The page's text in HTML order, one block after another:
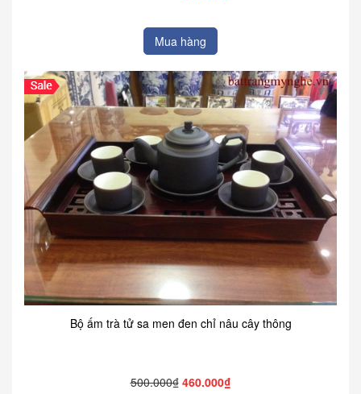
Mua hàng
Bộ ấm trà tử sa men đen chỉ nâu cây thông
500.000₫ 460.000₫